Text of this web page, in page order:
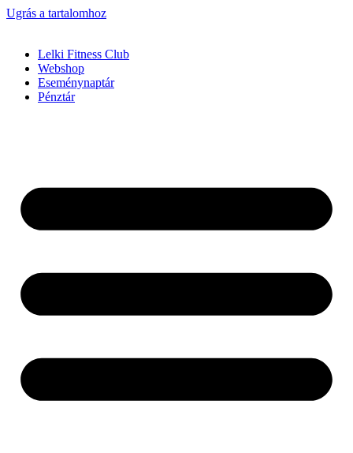
Ugrás a tartalomhoz
Lelki Fitness Club
Webshop
Eseménynaptár
Pénztár